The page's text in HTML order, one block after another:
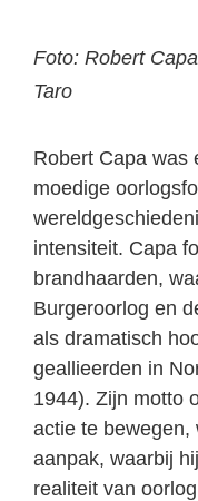
Foto: Robert
Taro
Robert Capa was
moedige
intensiteit. Capa
brandhaarden,
Burgeroorlog en
als dramatisch
geallieerden in
1944). Zijn motto
actie te bewegen,
aanpak, waarbij
realiteit van